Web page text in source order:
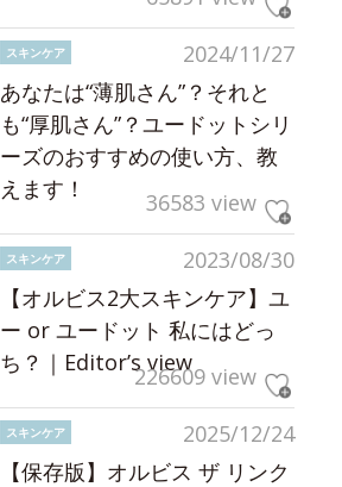
2024/11/27
スキンケア
あなたは“薄肌さん”？それと
も“厚肌さん”？ユードットシリ
ーズのおすすめの使い方、教
えます！
36583 view
2023/08/30
スキンケア
【オルビス2大スキンケア】ユ
ー or ユードット 私にはどっ
ち？｜Editor’s view226609 view
2025/12/24
スキンケア
【保存版】オルビス ザ リンク